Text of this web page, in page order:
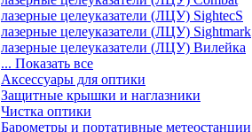
лазерные целеуказатели (ЛЦУ) SightecS
лазерные целеуказатели (ЛЦУ) Sightmark
лазерные целеуказатели (ЛЦУ) Вилейка
... Показать все
Аксессуары для оптики
Защитные крышки и наглазники
Чистка оптики
Барометры и портативные метеостанции